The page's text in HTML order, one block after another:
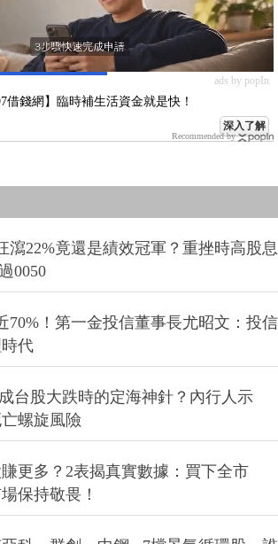
ads by popIn
借錢網】臨時補生活資金就是快！
深入了解
Recommended by
瀉22%竟還是績效冠軍？重挫時高股息
0050
70%！第一金投信董事長尤昭文：投信
代
台股大跌時的定海神針？內行人示
螺旋風險
更多？2表揭真實數據：買下全市
保持敬畏！